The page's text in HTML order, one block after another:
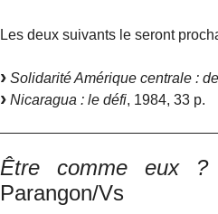
Les deux suivants le seront
Solidarité Amérique centrale :
Nicaragua : le défi, 1984, 33 p.
Être comme eux ?
Parangon/Vs